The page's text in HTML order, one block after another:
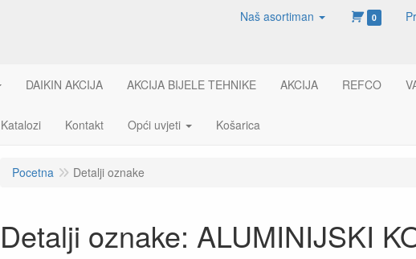
Naš asortiman 0
DAIKIN AKCIJA AKCIJA BIJELE TEHNIKE AKCIJA REFCO
Katalozi Kontakt Opći uvjeti Košarica
Pocetna Detalji oznake
Detalji oznake: ALUMINIJSKI